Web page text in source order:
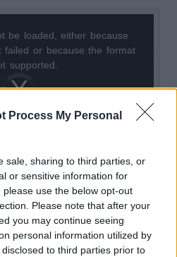
Process My Personal
sale, sharing to third parties, or
or sensitive information for
use the below opt-out
Please note that after your
you may continue seeing
personal information utilized by
to third parties prior to
Video
Player
be loaded, either because
failed or because the format
supported.
miatt kezdetben a magas
mérnökök, ám ez az
meg a helyét. Amikor